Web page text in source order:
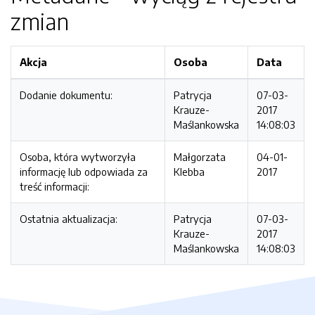
zmian
Akcja Osoba Data
Dodanie dokumentu:
Patrycja
Krauze-
Maślankowska
07-03-
2017
14:08:03
Osoba, która wytworzyła
informację lub odpowiada za
treść informacji:
Małgorzata
Klebba
04-01-
2017
Ostatnia aktualizacja:
Patrycja
Krauze-
Maślankowska
07-03-
2017
14:08:03